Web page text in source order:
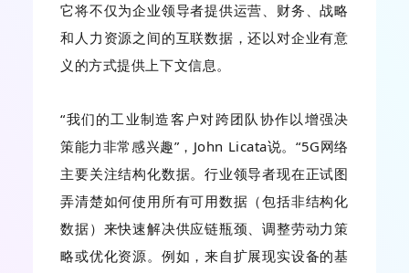
它将不仅为企业领导者提供运营、财务、战略
和人力资源之间的互联数据，还以对企业有意
义的方式提供上下文信息。
“我们的工业制造客户对跨团队协作以增强决
策能力非常感兴趣”，John Licata说。“5G网络
主要关注结构化数据。行业领导者现在正试图
弄清楚如何使用所有可用数据（包括非结构化
数据）来快速解决供应链瓶颈、调整劳动力策
略或优化资源。例如，来自扩展现实设备的基